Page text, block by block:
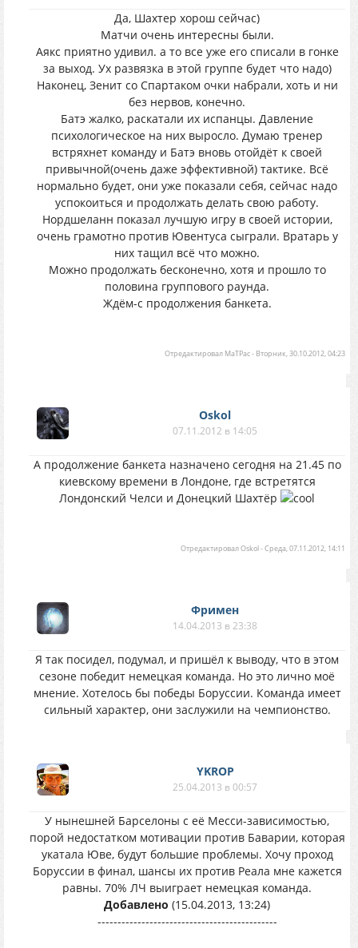
Да, Шахтер хорош сейчас)
Матчи очень интересны были.
Аякс приятно удивил. а то все уже его списали в гонке
за выход. Ух развязка в этой группе будет что надо)
Наконец, Зенит со Спартаком очки набрали, хоть и ни
без нервов, конечно.
Батэ жалко, раскатали их испанцы. Давление
психологическое на них выросло. Думаю тренер
встряхнет команду и Батэ вновь отойдёт к своей
привычной(очень даже эффективной) тактике. Всё
нормально будет, они уже показали себя, сейчас надо
успокоиться и продолжать делать свою работу.
Нордшеланн показал лучшую игру в своей истории,
очень грамотно против Ювентуса сыграли. Вратарь у
них тащил всё что можно.
Можно продолжать бесконечно, хотя и прошло то
половина группового раунда.
Ждём-с продолжения банкета.
Отредактировал MaTPac- Вторник, 30.10.2012, 04:23
Oskol
07.11.2012 в 14:05
A продолжение банкета назначено сегодня на 21.45 по
киевскому времени в Лондоне, где встретятся
Лондонский Челси и Донецкий Шахтёр
ОтредактировалOskol-Среда, 07.11.2012, 14:11
Фримен
14.04.2013 в 23:38
Я так посидел, подумал, и пришёл к выводу, что в этом
сезоне победит немецкая команда. Но это лично моё
мнение. Хотелось бы победы Боруссии. Команда имеет
сильный характер, они заслужили на чемпионство.
YKROP
25.04.2013 в 00:57
У нынешней Барселоны с её Месси-зависимостью,
порой недостатком мотивации против Баварии, которая
укатала Юве, будут большие проблемы. Хочу проход
Боруссии в финал, шансы их против Реала мне кажется
равны. 70% ЛЧ выиграет немецкая команда.
Добавлено (15.04.2013, 13:24)
---------------------------------------------